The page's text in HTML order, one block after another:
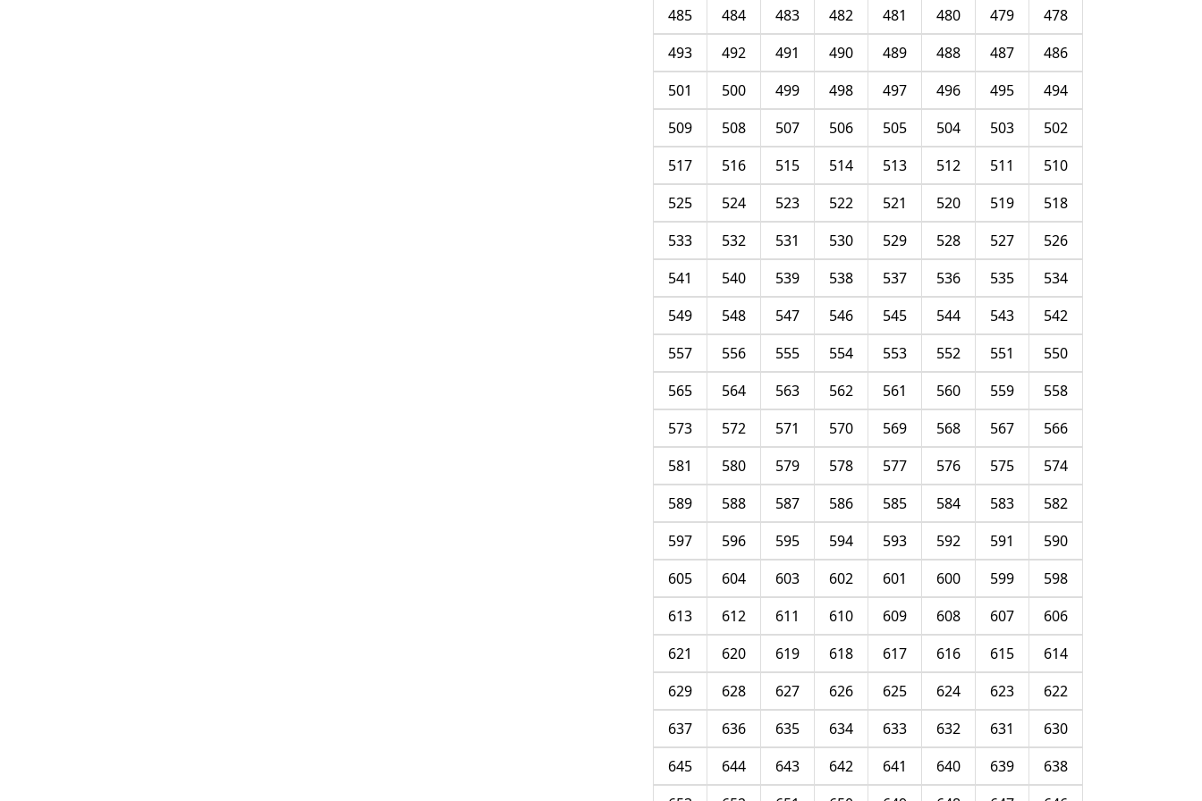
478
479
480
481
482
483
484
485
486
487
488
489
490
491
492
493
494
495
496
497
498
499
500
501
502
503
504
505
506
507
508
509
510
511
512
513
514
515
516
517
518
519
520
521
522
523
524
525
526
527
528
529
530
531
532
533
534
535
536
537
538
539
540
541
542
543
544
545
546
547
548
549
550
551
552
553
554
555
556
557
558
559
560
561
562
563
564
565
566
567
568
569
570
571
572
573
574
575
576
577
578
579
580
581
582
583
584
585
586
587
588
589
590
591
592
593
594
595
596
597
598
599
600
601
602
603
604
605
606
607
608
609
610
611
612
613
614
615
616
617
618
619
620
621
622
623
624
625
626
627
628
629
630
631
632
633
634
635
636
637
638
639
640
641
642
643
644
645